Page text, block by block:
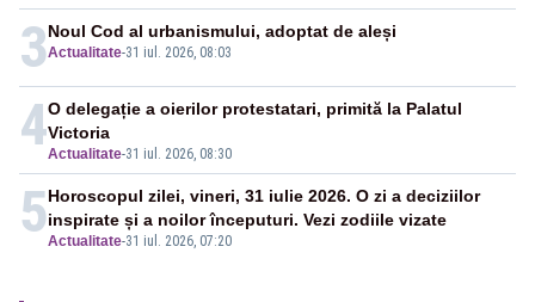
3Actualitate-31 iul. 2026, 08:03
Noul Cod al urbanismului, adoptat de aleși
4Actualitate-31 iul. 2026, 08:30
O delegație a oierilor protestatari, primită la Palatul
Victoria
5Actualitate-31 iul. 2026, 07:20
Horoscopul zilei, vineri, 31 iulie 2026. O zi a deciziilor
inspirate și a noilor începuturi. Vezi zodiile vizate